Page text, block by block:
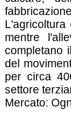
mentre
completano
del
per circa
settore
Mercato: